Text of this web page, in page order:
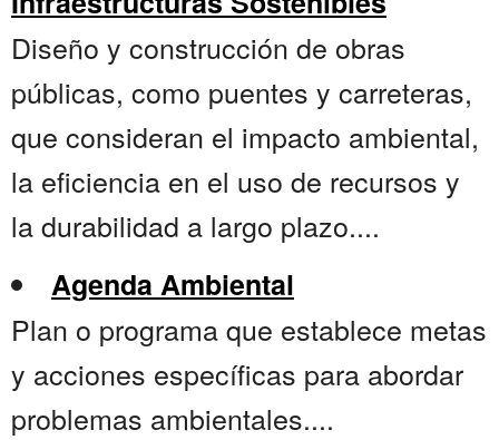
Diseño y construcción de obras
públicas, como puentes y carreteras,
que consideran el impacto ambiental,
la eficiencia en el uso de recursos y
la durabilidad a largo plazo....
Agenda Ambiental
Plan o programa que establece metas
y acciones específicas para abordar
problemas ambientales....